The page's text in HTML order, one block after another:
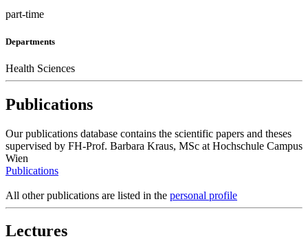
part-time
Departments
Health Sciences
Publications
Our publications database contains the scientific papers and theses
supervised by FH-Prof. Barbara Kraus, MSc at Hochschule Campus
Wien
Publications
All other publications are listed in the personal profile
Lectures